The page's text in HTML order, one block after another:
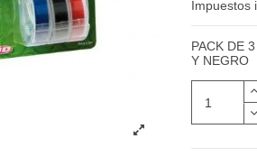
Impuestos
PACK DE
Y NEGRO